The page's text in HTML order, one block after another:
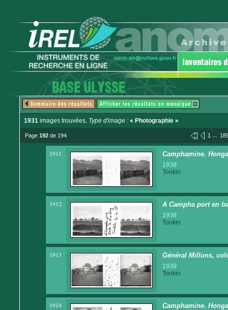
1931 images trouvées, Type d'image : « Photographie »
Page 192 de 194 1 ...
1911 Camphamine.
1938
Tonkin
1912 A Campha port en
1938
Tonkin
1913 Général Millons,
1939
Tonkin
1914 Camphamine.